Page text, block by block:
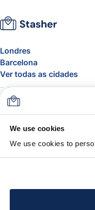
We use cookies
We use cookies to
Londres
Barcelona
Ver todas as cidades
Sobre
FAQ
Blogue
Franquia de bagagem
A Garantia Stasher
Obtém a app